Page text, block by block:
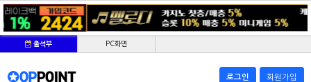
출석부 PC화면
로그인 회원가입